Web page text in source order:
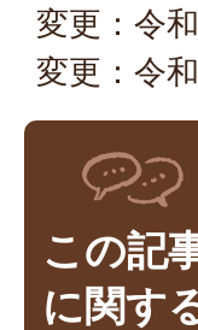
変更：令
変更：令
この記
に関す